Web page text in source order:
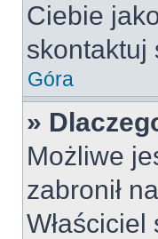
Ciebie
skontaktuj
Góra
»
Możliwe
zabronił